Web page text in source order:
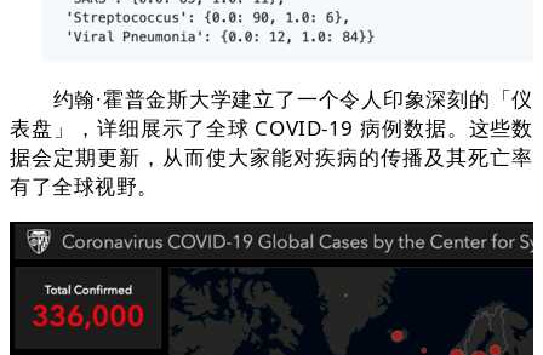
约翰·霍普金斯大学建立了一个令人印象深刻的「仪
表盘」，详细展示了全球 COVID-19 病例数据。这些数
据会定期更新，从而使大家能对疾病的传播及其死亡率
有了全球视野。